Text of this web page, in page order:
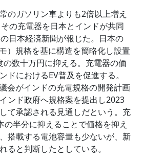
のガソリン車よりも2倍以上増え
の充電器を日本とインドが共同
日本経済新聞が報じた。日本の
）規格を基に構造を簡略化し設置
数十万円に抑える。充電器の価
ドにおけるEV普及を促進する。
会がインドの充電規格の開発計画
ンド政府へ規格案を提出し2023
て承認される見通しだという。充
半分に抑えることで価格を抑え
搭載する電池容量も少ないが、新
ると判断したとしている。